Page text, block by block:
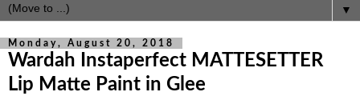
▼
Monday, August 20, 2018
Wardah Instaperfect MATTESETTER
Lip Matte Paint in Glee